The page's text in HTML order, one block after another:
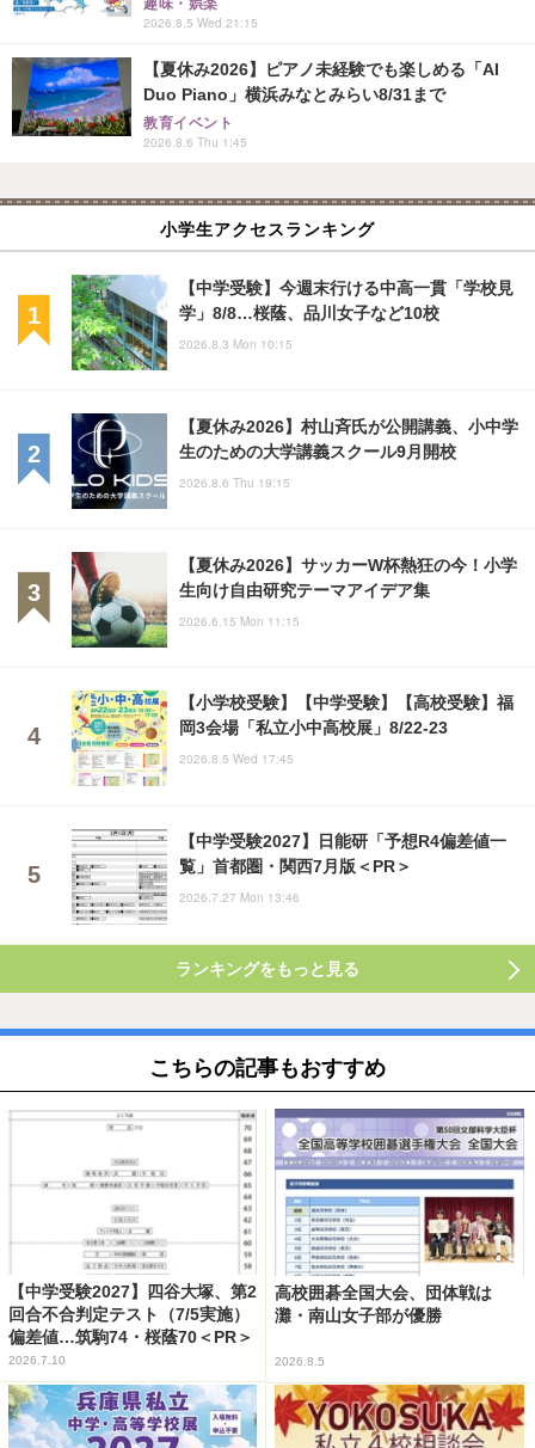
趣味・娯楽
2026.8.5 Wed 21:15
【夏休み2026】ピアノ未経験でも楽しめる「AI
Duo Piano」横浜みなとみらい8/31まで
教育イベント
2026.8.6 Thu 1:45
小学生アクセスランキング
【中学受験】今週末行ける中高一貫「学校見
学」8/8…桜蔭、品川女子など10校
2026.8.3 Mon 10:15
【夏休み2026】村山斉氏が公開講義、小中学
生のための大学講義スクール9月開校
2026.8.6 Thu 19:15
【夏休み2026】サッカーW杯熱狂の今！小学
生向け自由研究テーマアイデア集
2026.6.15 Mon 11:15
【小学校受験】【中学受験】【高校受験】福
岡3会場「私立小中高校展」8/22-23
2026.8.5 Wed 17:45
【中学受験2027】日能研「予想R4偏差値一
覧」首都圏・関西7月版＜PR＞
2026.7.27 Mon 13:46
ランキングをもっと見る
こちらの記事もおすすめ
【中学受験2027】四谷大塚、第2
回合不合判定テスト（7/5実施）
偏差値…筑駒74・桜蔭70＜PR＞
2026.7.10
高校囲碁全国大会、団体戦は
灘・南山女子部が優勝
2026.8.5